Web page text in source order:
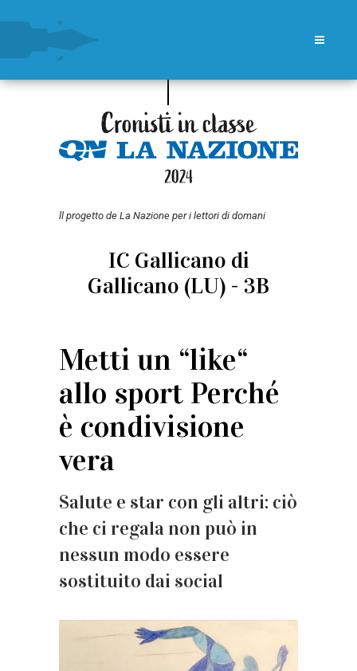
ll progetto de La Nazione per i lettori di domani
IC Gallicano di
Gallicano (LU) - 3B
Metti un “like“
allo sport Perché
è condivisione
vera
Salute e star con gli altri: ciò
che ci regala non può in
nessun modo essere
sostituito dai social